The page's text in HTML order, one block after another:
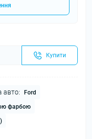
Купити
авто: Ford
фарбою